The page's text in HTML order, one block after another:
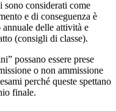
considerati come
e di conseguenza è
delle attività e
(consigli di classe).
possano essere prese
o non ammissione
perché queste spettano
finale.